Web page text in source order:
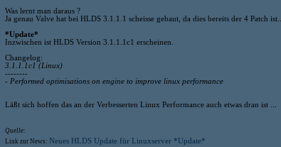
Was lernt man daraus ?
Ja genau Valve hat bei HLDS 3.1.1.1 scheisse gebaut, da dies bereits der 4 Patch ist...
*Update*
Inzwischen ist HLDS Version 3.1.1.1c1 erscheinen.
Changelog:
3.1.1.1c1 (Linux)
--------
- Performed optimisations on engine to improve linux performance
Läßt sich hoffen das an der Verbesserten Linux Performance auch etwas dran ist ...
Quelle:
Link zur News: Neues HLDS Update für Linuxserver *Update*